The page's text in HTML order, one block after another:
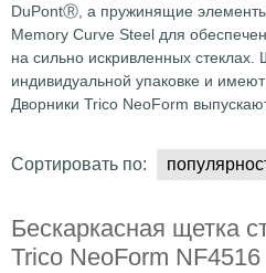
DuPontⓇ, а пружинящие
Memory Curve Steel для
на сильно искривленных стеклах.
индивидуальной упаковке и
Дворники Trico NeoForm
Сортировать по:
Бескаркасная щетка
Trico NeoForm NF4516